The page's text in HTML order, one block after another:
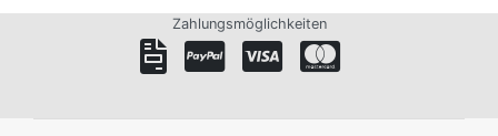
Zahlungsmöglichkeiten